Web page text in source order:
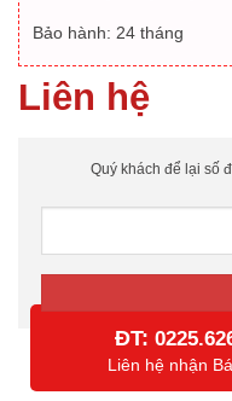
Bảo hành: 24 tháng
Liên hệ
Quý khách để lại số
ĐT:
Liên hệ nhận